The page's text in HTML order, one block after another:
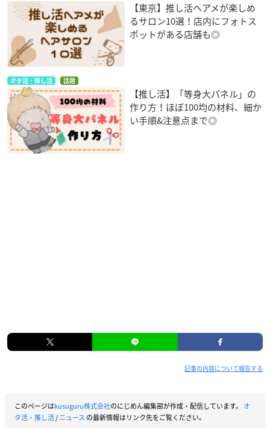
【東京】推し活ヘアメが楽しめ
るサロン10選！店内にフォトス
ポットがある店舗も◎
オタ活・推し活 話題
【推し活】「等身大パネル」の
作り方！ほぼ100均の材料、細か
い手順&注意点まで◎
記事の内容について報告する
このページはkusuguru株式会社のにじめん編集部が作成・配信しています。 オ
タ活・推し活/ニュース の最新情報はリンク先をご覧ください。